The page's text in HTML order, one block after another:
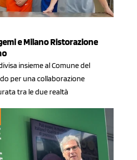
e Milano Ristorazione
insieme al Comune del
per una collaborazione
tra le due realtà